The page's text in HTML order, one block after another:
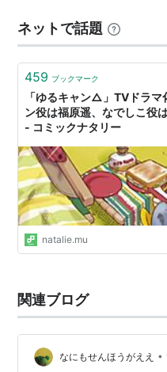
おられた。作品のなかに
あった。余談になるが最
ネットで話題
459 ブックマーク
「ゆるキャン△」TVドラマ
ン役は福原遥、なでしこ役
- コミックナタリー
natalie.mu
関連ブログ
なにもせんほうがええ •